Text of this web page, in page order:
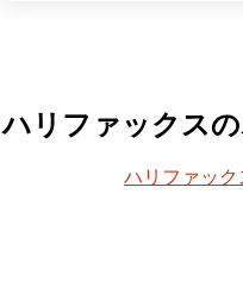
ハリファックス
ハリファッ